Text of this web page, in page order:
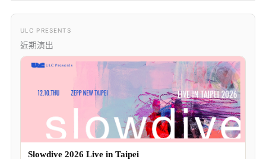
ULC PRESENTS
近期演出
Slowdive 2026 Live in Taipei